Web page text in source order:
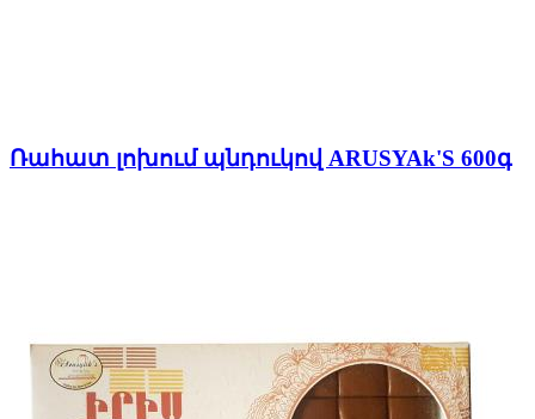
Ռահատ լոխում պնդուկով ARUSYAk'S 600գ